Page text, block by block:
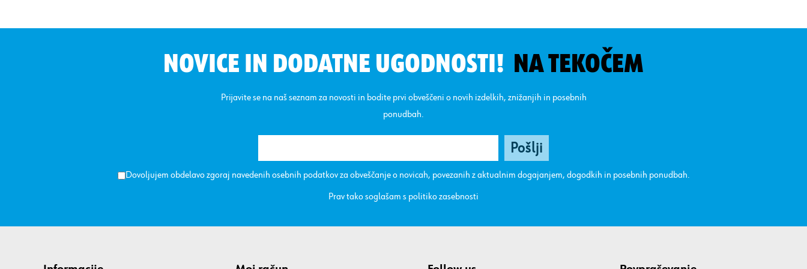
NOVICE IN DODATNE UGODNOSTI! NA TEKOČEM
Prijavite se na naš seznam za novosti in bodite prvi obveščeni o novih izdelkih, znižanjih in posebnih
ponudbah.
Dovoljujem obdelavo zgoraj navedenih osebnih podatkov za obveščanje o novicah, povezanih z aktualnim dogajanjem, dogodkih in posebnih ponudbah.
Prav tako soglašam s politiko zasebnosti